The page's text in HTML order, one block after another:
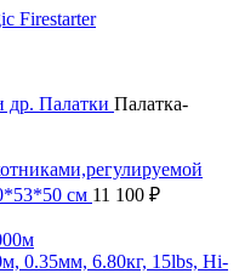
др. Палатки Палатка-
см 11 100 ₽
0.35мм, 6.80кг, 15lbs, Hi-